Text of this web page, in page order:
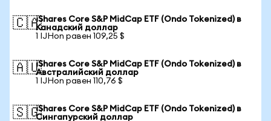
🇨🇦iShares Core S&P MidCap ETF (Ondo Tokenized) в
Канадский доллар
1 IJHon равен 109,25 $
🇦🇺iShares Core S&P MidCap ETF (Ondo Tokenized) в
Австралийский доллар
1 IJHon равен 110,76 $
🇸🇬iShares Core S&P MidCap ETF (Ondo Tokenized) в
Сингапурский доллар